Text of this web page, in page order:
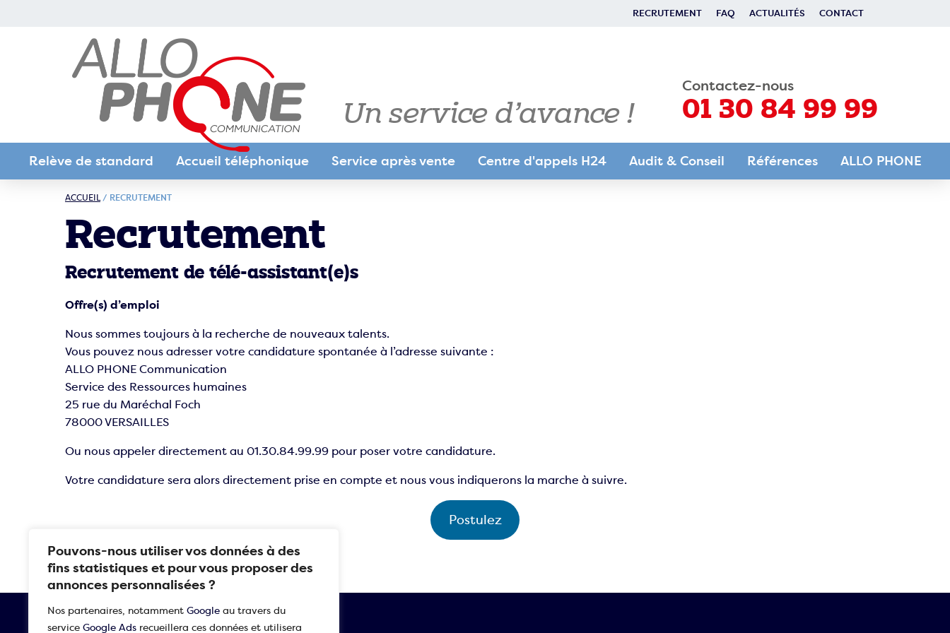
Pouvons-nous utiliser vos données à des
fins statistiques et pour vous proposer des
annonces personnalisées ?
Nos partenaires, notamment Google au travers du
service Google Ads recueillera ces données et utilisera
RECRUTEMENT FAQ ACTUALITÉS CONTACT
Un service d’avance !
Contactez-nous
01 30 84 99 99
Relève de standard Accueil téléphonique
Permanence téléphonique pour
les entreprises B2B
Permanence téléphonique
Energies renouvelables
Service après vente Centre d'appels H24 Audit & Conseil Références ALLO PHONE
ACCUEIL/ RECRUTEMENT
Recrutement
Recrutement de télé-assistant(e)s
Offre(s) d’emploi
Nous sommes toujours à la recherche de nouveaux talents.
Vous pouvez nous adresser votre candidature spontanée à l’adresse suivante :
ALLO PHONE Communication
Service des Ressources humaines
25 rue du Maréchal Foch
78000 VERSAILLES
Ou nous appeler directement au 01.30.84.99.99 pour poser votre candidature.
Votre candidature sera alors directement prise en compte et nous vous indiquerons la marche à suivre.
Postulez